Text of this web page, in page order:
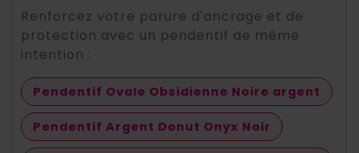
Renforcez votre parure d'ancrage et de
protection avec un pendentif de même
intention :
Pendentif Ovale Obsidienne Noire argent
Pendentif Argent Donut Onyx Noir